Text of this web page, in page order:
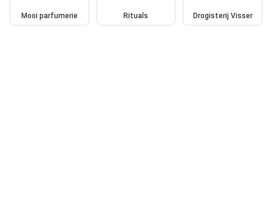
Mooi parfumerie Rituals Drogisterij Visser